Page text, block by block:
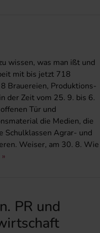
wissen, was man ißt und
mit bis jetzt 718
Brauereien, Produktions-
der Zeit vom 25. 9. bis 6.
Tür und
die Medien, die
Schulklassen Agrar- und
Weiser, am 30. 8. Wie
PR und